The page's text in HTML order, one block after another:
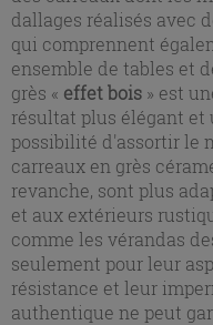
dallages réalisés avec
qui comprennent
ensemble de tables et
grès « effet bois » est
résultat plus élégant et
possibilité d'assortir le
carreaux en grès
revanche, sont plus
et aux extérieurs
comme les vérandas
seulement pour leur
résistance et leur
authentique ne peut